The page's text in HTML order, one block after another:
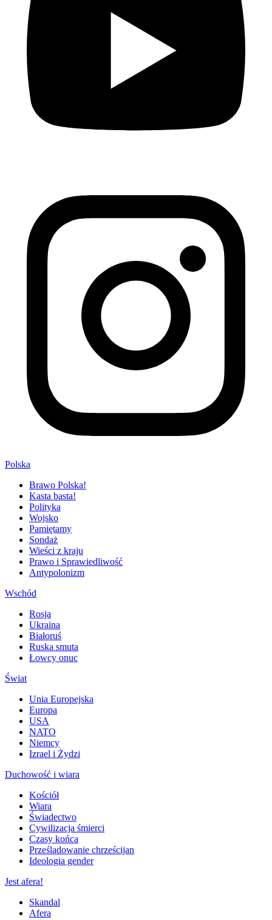
Polska
Brawo Polska!
Kasta basta!
Polityka
Wojsko
Pamiętamy
Sondaż
Wieści z kraju
Prawo i Sprawiedliwość
Antypolonizm
Wschód
Rosja
Ukraina
Białoruś
Ruska smuta
Łowcy onuc
Świat
Unia Europejska
Europa
USA
NATO
Niemcy
Izrael i Żydzi
Duchowość i wiara
Kościół
Wiara
Świadectwo
Cywilizacja śmierci
Czasy końca
Prześladowanie chrześcijan
Ideologia gender
Jest afera!
Skandal
Afera